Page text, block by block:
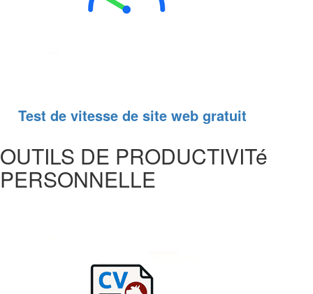
Test de vitesse de site web gratuit
OUTILS DE PRODUCTIVITé
PERSONNELLE